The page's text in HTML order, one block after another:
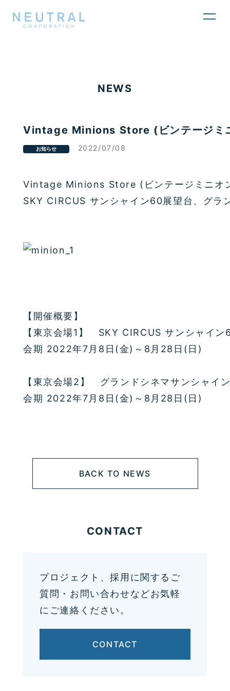
NEWS
Vintage Minions Store (ビンテージミ
お知らせ 2022/07/08
Vintage Minions Store (ビンテージミニオ
SKY CIRCUS サンシャイン60展望台、グラ
【開催概要】
【東京会場1】 SKY CIRCUS サンシャイン
会期 2022年7月8日(金)～8月28日(日)
【東京会場2】 グランドシネマサンシャイ
会期 2022年7月8日(金)～8月28日(日)
BACK TO NEWS
CONTACT
プロジェクト、採用に関するご
質問・お問い合わせなどお気軽
にご連絡ください。
CONTACT